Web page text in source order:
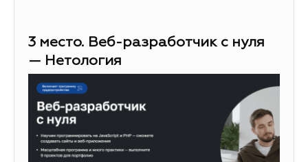
3 место. Веб-разработчик с нуля
— Нетология